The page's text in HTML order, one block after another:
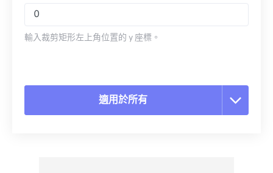
輸入裁剪矩形左上角位置的 y 座標。
適用於所有